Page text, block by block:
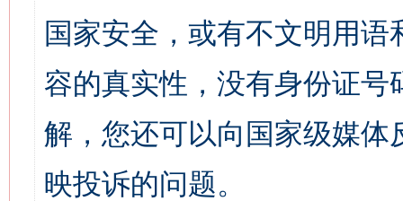
国家安全，或有不文明用
容的真实性，没有身份证
解，您还可以向国家级媒
映投诉的问题。